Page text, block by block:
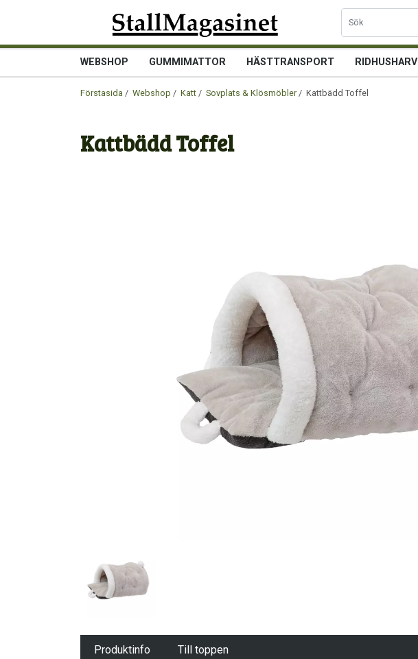
WEBSHOP GUMMIMATTOR HÄSTTRANSPORT RIDHUSHARV
Förstasida / Webshop / Katt / Sovplats & Klösmöbler/ Kattbädd Toffel
Kattbädd Toffel
Produktinfo Till toppen